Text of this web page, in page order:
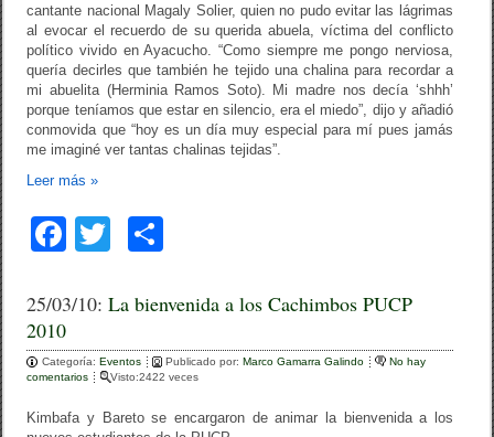
cantante nacional Magaly Solier, quien no pudo evitar las lágrimas
al evocar el recuerdo de su querida abuela, víctima del conflicto
político vivido en Ayacucho. “Como siempre me pongo nerviosa,
quería decirles que también he tejido una chalina para recordar a
mi abuelita (Herminia Ramos Soto). Mi madre nos decía ‘shhh’
porque teníamos que estar en silencio, era el miedo”, dijo y añadió
conmovida que “hoy es un día muy especial para mí pues jamás
me imaginé ver tantas chalinas tejidas”.
Leer más»
F
c
e
b
o
tt
er
m
p
ar
tir
25/03/10:La bienvenida a los Cachimbos PUCP
2010
Categoría:Eventos Publicado por:Marco Gamarra Galindo
No hay
comentarios
Visto:2422 veces
Kimbafa y Bareto se encargaron de animar la bienvenida a los